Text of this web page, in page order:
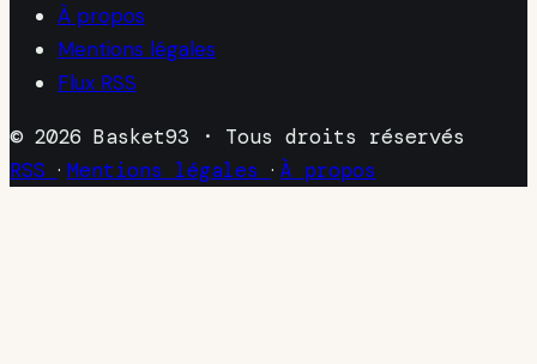
À propos
Mentions légales
Flux RSS
© 2026 Basket93 · Tous droits réservés
RSS · Mentions légales · À propos